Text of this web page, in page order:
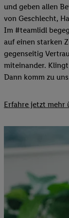
und geben allen
von Geschlecht,
Im #teamlidl
auf einen starken
gegenseitig
miteinander.
Dann komm zu
Erfahre jetzt mehr